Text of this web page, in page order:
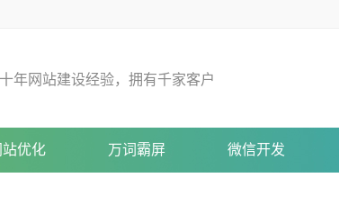
十年网 站建设经验， 拥有千家客户
站优化 万词霸屏 微信开发